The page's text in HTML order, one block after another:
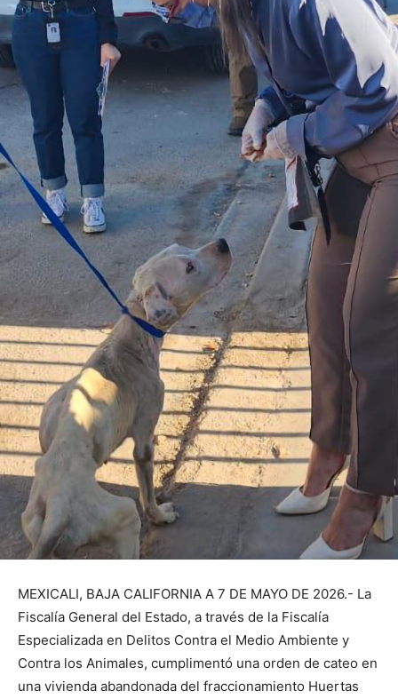
MEXICALI, BAJA CALIFORNIA A 7 DE MAYO DE 2026.- La
Fiscalía General del Estado, a través de la Fiscalía
Especializada en Delitos Contra el Medio Ambiente y
Contra los Animales, cumplimentó una orden de cateo en
una vivienda abandonada del fraccionamiento Huertas